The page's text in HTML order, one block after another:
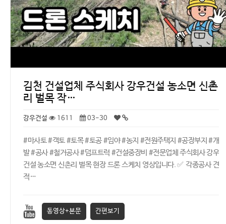
김천 건설업체 주식회사 강우건설 농소면 신촌
리 벌목 작…
강우건설 1611 03-30
#마사토 #객토 #토목 #토공 #임야 #농지 #전원주택지 #공장부지 #개
발 #공사 #철거공사 #덤프트럭 #건설중장비 #전문업체 주식회사 강우
건설 농소면 신촌리 벌목 현장 드론 스케치 영상입니다. ✅ 각종공사 견
적…
동영상+본문 간편보기